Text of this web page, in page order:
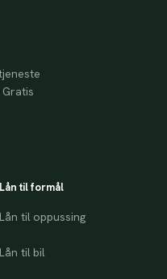
Lån til formål
Lån til oppussing
Lån til bil